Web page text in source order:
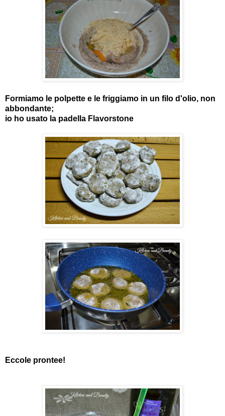
Formiamo le polpette e le friggiamo in un filo d'olio, non
abbondante;
io ho usato la padella Flavorstone
Eccole prontee!